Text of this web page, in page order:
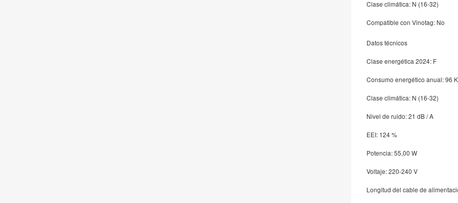
Clase climática: N (16-32)
Compatible con Vinotag: No
Datos técnicos
Clase energética 2024: F
Consumo energético anual: 96
Clase climática: N (16-32)
Nivel de ruido: 21 dB / A
EEI: 124 %
Potencia: 55,00 W
Voltaje: 220-240 V
Longitud del cable de